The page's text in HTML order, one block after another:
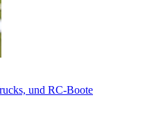
und RC-Boote